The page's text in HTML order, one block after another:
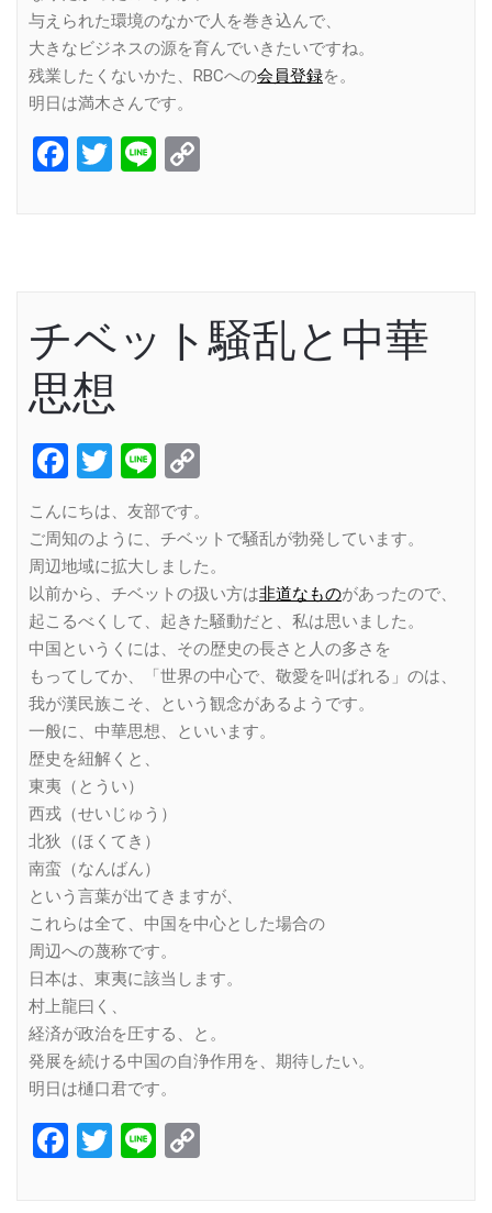
与えられた環境のなかで人を巻き込んで、
大きなビジネスの源を育んでいきたいですね。
残業したくないかた、RBCへの会員登録を。
明日は満木さんです。
Facebook
Twitter
Line
チベット騒乱と中華
思想
Facebook
Twitter
Line
こんにちは、友部です。
ご周知のように、チベットで騒乱が勃発しています。
周辺地域に拡大しました。
以前から、チベットの扱い方は非道なものがあったので、
起こるべくして、起きた騒動だと、私は思いました。
中国というくには、その歴史の長さと人の多さを
もってしてか、「世界の中心で、敬愛を叫ばれる」のは、
我が漢民族こそ、という観念があるようです。
一般に、中華思想、といいます。
歴史を紐解くと、
東夷（とうい）
西戎（せいじゅう）
北狄（ほくてき）
南蛮（なんばん）
という言葉が出てきますが、
これらは全て、中国を中心とした場合の
周辺への蔑称です。
日本は、東夷に該当します。
村上龍曰く、
経済が政治を圧する、と。
発展を続ける中国の自浄作用を、期待したい。
明日は樋口君です。
Facebook
Twitter
Line